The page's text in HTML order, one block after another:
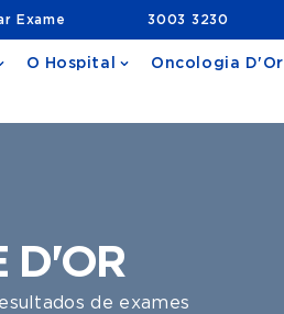
Exame 3003 3230
O Hospital Oncologia D'Or
D'OR
de exames